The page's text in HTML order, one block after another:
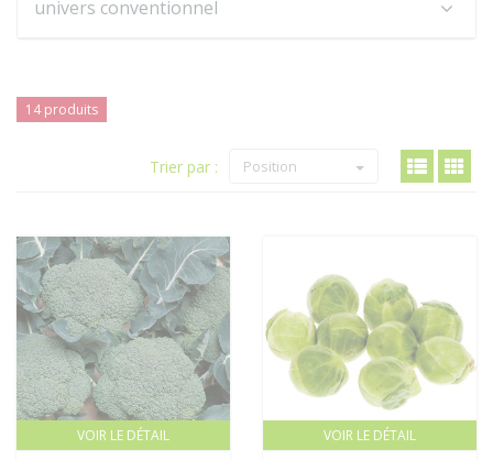
univers conventionnel
14 produits
Trier par : Position
VOIR LE DÉTAIL VOIR LE DÉTAIL